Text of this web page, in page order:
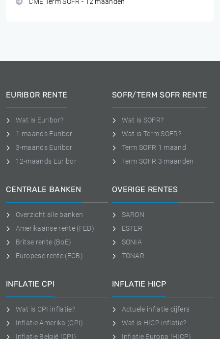
CME Term SOFR - 12 maanden
EURIBOR RENTE
Wat is Euribor?
1-maands Euribor
3-maands Euribor
12-maands Euribor
SOFR/TERM SOFR RENTE
Wat is SOFR?
Wat is Term SOFR?
Term SOFR 1 maand
Term SOFR 3 maanden
CENTRALE BANKEN
Overzicht alle banken
Amerikaanse rente (FED)
Britse rente (BoE)
Europese rente (ECB)
OVERIGE RENTES
SARON
ESTER
SONIA
TONAR
INFLATIE CPI
Wat is CPI inflatie?
Inflatie Amerika (CPI)
Inflatie België (CPI)
INFLATIE HICP
Actuele inflatie cijfers
Wat is HICP inflatie?
Inflatie Europa (HICP)